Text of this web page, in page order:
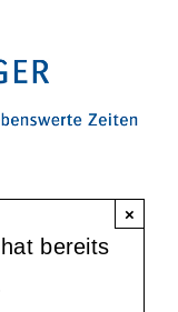
bereits
×